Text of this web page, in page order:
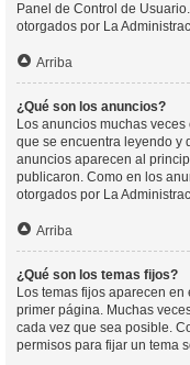
Panel de Control de
otorgados por La
Arriba
¿Qué son los anuncios?
Los anuncios muchas
que se encuentra leyendo y
anuncios aparecen al
publicaron. Como en los
otorgados por La
Arriba
¿Qué son los temas fijos?
Los temas fijos aparecen
primer página. Muchas
cada vez que sea posible.
permisos para fijar un tema